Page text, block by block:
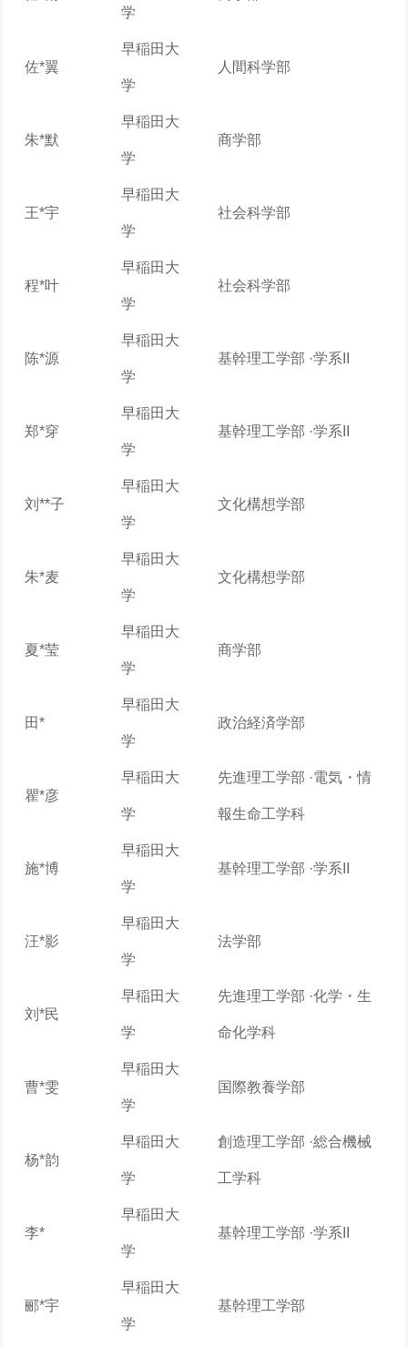
学
佐*翼
早稲田大
学
人間科学部
朱*默
早稲田大
学
商学部
王*宇
早稲田大
学
社会科学部
程*叶
早稲田大
学
社会科学部
陈*源
早稲田大
学
基幹理工学部 ·学系II
郑*穿
早稲田大
学
基幹理工学部 ·学系II
刘**子
早稲田大
学
文化構想学部
朱*麦
早稲田大
学
文化構想学部
夏*莹
早稲田大
学
商学部
田*
早稲田大
学
政治経済学部
瞿*彦
早稲田大
学
先進理工学部 ·電気・情
報生命工学科
施*博
早稲田大
学
基幹理工学部 ·学系II
汪*影
早稲田大
学
法学部
刘*民
早稲田大
学
先進理工学部 ·化学・生
命化学科
曹*雯
早稲田大
学
国際教養学部
杨*韵
早稲田大
学
創造理工学部 ·総合機械
工学科
李*
早稲田大
学
基幹理工学部 ·学系II
郦*宇
早稲田大
学
基幹理工学部